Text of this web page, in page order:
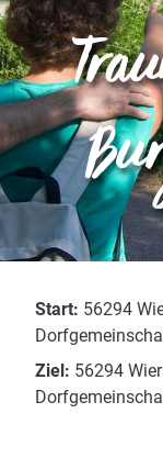
Start: 56294
Ziel: 56294